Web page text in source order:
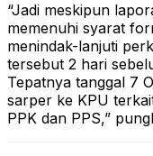
“Jadi meskipun
memenuhi syarat
menindak-lanjuti
tersebut 2 hari
Tepatnya tanggal 7
sarper ke KPU
PPK dan PPS,”